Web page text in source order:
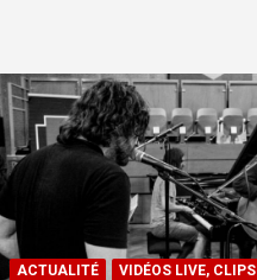
ACTUALITÉ VIDÉOS LIVE, CLIPS